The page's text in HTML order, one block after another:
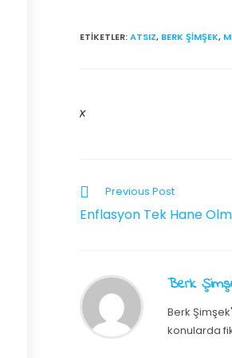
ETIKETLER:ATSIZ, BERK ŞIMŞEK,
X
Previous Post
Enflasyon Tek Hane
Berk
Berk
konularda